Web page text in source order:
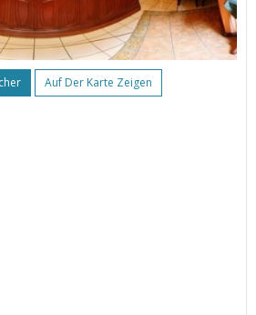
Auf Der Karte Zeigen